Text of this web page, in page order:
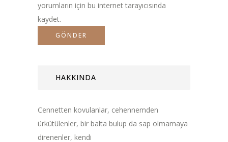
yorumların için bu internet tarayıcısında
kaydet.
HAKKINDA
Cennetten kovulanlar, cehennemden
ürkütülenler, bir balta bulup da sap olmamaya
direnenler, kendi